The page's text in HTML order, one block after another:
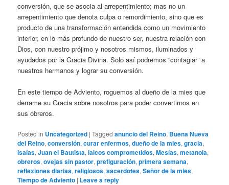
conversión, que se asocia al arrepentimiento; mas no un
arrepentimiento que denota culpa o remordimiento, sino que es
producto de una transformación entendida como un movimiento
interior, en lo más profundo de nuestro ser, nuestra relación con
Dios, con nuestro prójimo y nosotros mismos, iluminados y
ayudados por la Gracia Divina. Solo así podremos “contagiar” a
nuestros hermanos y lograr su conversión.
En este tiempo de Adviento, roguemos al dueño de la mies que
derrame su Gracia sobre nosotros para poder convertirnos en
sus obreros.
Posted in Uncategorized |Tagged anuncio del Reino, Buena Nueva
del Reino,conversión,curar enfermos,dueño de la mies,gracia,
Isaías,Juan el Bautista,laicos comprometidos,Mesías,metanoia,
obreros,ovejas sin pastor,prefiguración,primera semana,
reflexiones diarias,religiosos,sacerdotes,Señor de la mies,
Tiempo de Adviento | Leave a reply